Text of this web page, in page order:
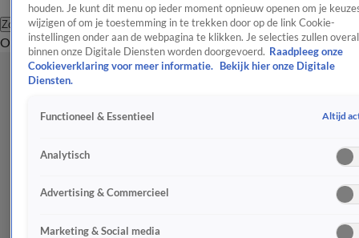
Zoeken
OverzichtEntertainmentSpraakmakendRealityCrimeVideo's
houden. Je kunt dit menu op ieder moment opnieuw openen om je
wijzigen of om je toestemming in te trekken door op de link Cookie-
instellingen onder aan de webpagina te klikken. Je selecties zullen overal
binnen onze Digitale Diensten worden doorgevoerd. Raadpleeg onze
Cookieverklaring voor meer informatie.
Bekijk hier onze Digitale
Diensten.
Functioneel & Essentieel Altijd
Analytisch
Advertising & Commercieel
Marketing & Social media